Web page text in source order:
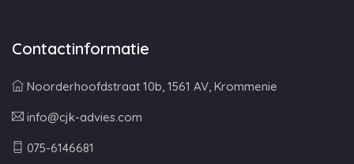
Contactinformatie
Noorderhoofdstraat 10b, 1561 AV, Krommenie
info@cjk-advies.com
075-6146681